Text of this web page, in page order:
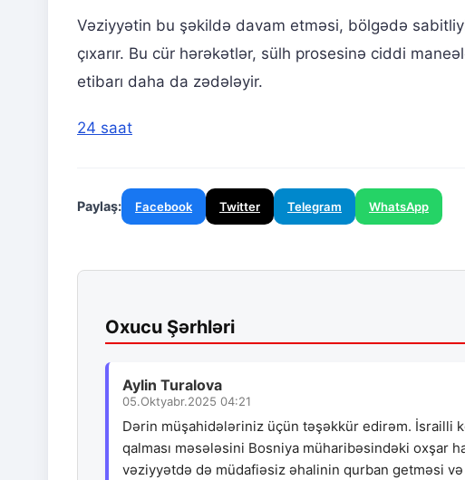
Vəziyyətin bu şəkildə davam etməsi, bölgədə
çıxarır. Bu cür hərəkətlər, sülh prosesinə ciddi
etibarı daha da zədələyir.
24 saat
Paylaş: Facebook Twitter Telegram WhatsApp
Oxucu Şərhləri
Aylin Turalova
05.Oktyabr.2025 04:21
Dərin müşahidələriniz üçün təşəkkür edirəm. İsrailli
qalması məsələsini Bosniya müharibəsindəki oxşar
vəziyyətdə də müdafiəsiz əhalinin qurban getməsi